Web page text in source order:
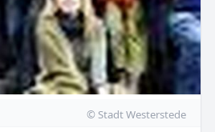
© Stadt Westerstede